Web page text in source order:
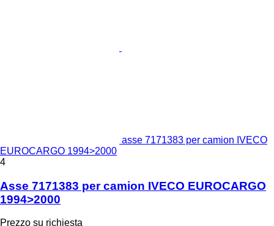
asse 7171383 per camion IVECO
EUROCARGO 1994>2000
4
Asse 7171383 per camion IVECO EUROCARGO
1994>2000
Prezzo su richiesta